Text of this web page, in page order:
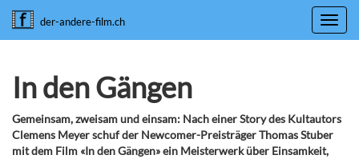
der-andere-film.ch
In den Gängen
Gemeinsam, zweisam und einsam: Nach einer Story des Kultautors
Clemens Meyer schuf der Newcomer-Preisträger Thomas Stuber
mit dem Film «In den Gängen» ein Meisterwerk über Einsamkeit,